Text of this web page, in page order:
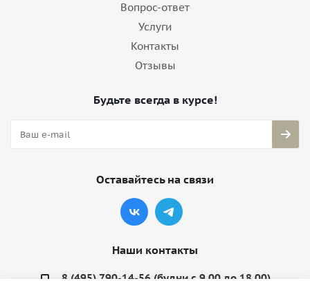
Вопрос-ответ
Услуги
Контакты
Отзывы
Будьте всегда в курсе!
Оставайтесь на связи
Наши контакты
8 (495) 790-14-56 (будни с 9.00 до 18.00)